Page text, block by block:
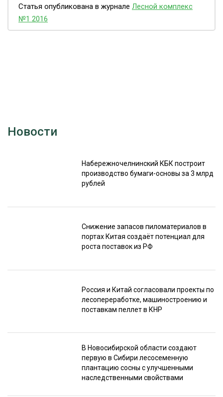
Статья опубликована в журнале Лесной комплекс
№1 2016
Новости
Набережночелнинский КБК построит
производство бумаги-основы за 3 млрд
рублей
Снижение запасов пиломатериалов в
портах Китая создаёт потенциал для
роста поставок из РФ
Россия и Китай согласовали проекты по
лесопереработке, машиностроению и
поставкам пеллет в КНР
В Новосибирской области создают
первую в Сибири лесосеменную
плантацию сосны с улучшенными
наследственными свойствами